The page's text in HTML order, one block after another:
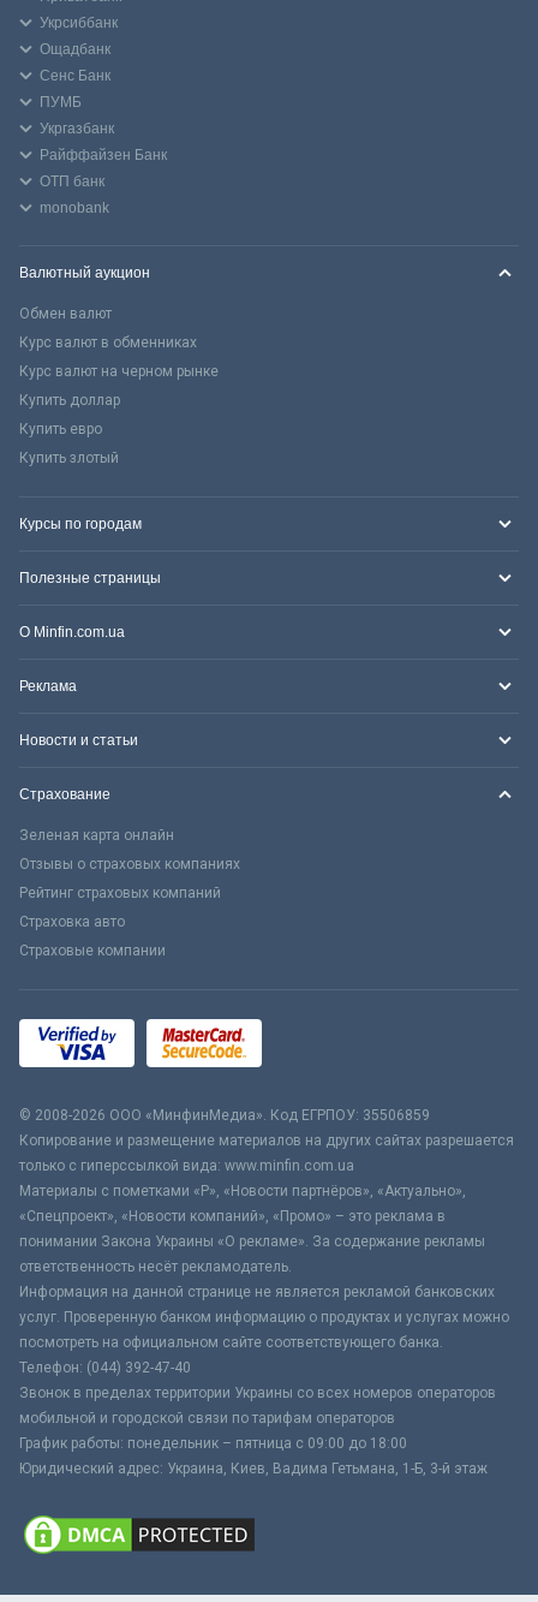
Укрсиббанк
Ощадбанк
Сенс Банк
ПУМБ
Укргазбанк
Райффайзен Банк
ОТП банк
monobank
Валютный аукцион
Обмен валют
Курс валют в обменниках
Курс валют на черном рынке
Купить доллар
Купить евро
Купить злотый
Курсы по городам
Полезные страницы
О Minfin.com.ua
Реклама
Новости и статьи
Страхование
Зеленая карта онлайн
Отзывы о страховых компаниях
Рейтинг страховых компаний
Страховка авто
Страховые компании
© 2008-2026 ООО «МинфинМедиа». Код ЕГРПОУ: 35506859
Копирование и размещение материалов на других сайтах разрешается
только с гиперссылкой вида: www.minfin.com.ua
Материалы с пометками «Р», «Новости партнёров», «Актуально»,
«Спецпроект», «Новости компаний», «Промо» – это реклама в
понимании Закона Украины «О рекламе». За содержание рекламы
ответственность несёт рекламодатель.
Информация на данной странице не является рекламой банковских
услуг. Проверенную банком информацию о продуктах и услугах можно
посмотреть на официальном сайте соответствующего банка.
Телефон: (044) 392-47-40
Звонок в пределах территории Украины со всех номеров операторов
мобильной и городской связи по тарифам операторов
График работы: понедельник – пятница с 09:00 до 18:00
Юридический адрес: Украина, Киев, Вадима Гетьмана, 1-Б, 3-й этаж